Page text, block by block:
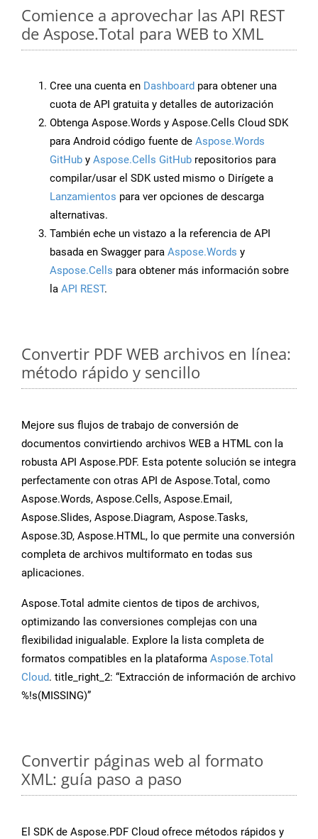
Comience a aprovechar las API REST
de Aspose.Total para WEB to XML
Cree una cuenta en Dashboard para obtener una
cuota de API gratuita y detalles de autorización
Obtenga Aspose.Words y Aspose.Cells Cloud SDK
para Android código fuente de Aspose.Words
GitHub y Aspose.Cells GitHub repositorios para
compilar/usar el SDK usted mismo o Dirígete a
Lanzamientos para ver opciones de descarga
alternativas.
También eche un vistazo a la referencia de API
basada en Swagger para Aspose.Words y
Aspose.Cells para obtener más información sobre
la API REST.
Convertir PDF WEB archivos en línea:
método rápido y sencillo
Mejore sus flujos de trabajo de conversión de
documentos convirtiendo archivos WEB a HTML con la
robusta API Aspose.PDF. Esta potente solución se integra
perfectamente con otras API de Aspose.Total, como
Aspose.Words, Aspose.Cells, Aspose.Email,
Aspose.Slides, Aspose.Diagram, Aspose.Tasks,
Aspose.3D, Aspose.HTML, lo que permite una conversión
completa de archivos multiformato en todas sus
aplicaciones.
Aspose.Total admite cientos de tipos de archivos,
optimizando las conversiones complejas con una
flexibilidad inigualable. Explore la lista completa de
formatos compatibles en la plataforma Aspose.Total
Cloud. title_right_2: “Extracción de información de archivo
%!s(MISSING)”
Convertir páginas web al formato
XML: guía paso a paso
El SDK de Aspose.PDF Cloud ofrece métodos rápidos y